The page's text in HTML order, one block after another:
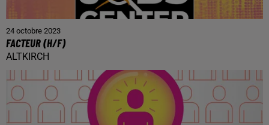
24 octobre 2023
FACTEUR (H/F)
ALTKIRCH